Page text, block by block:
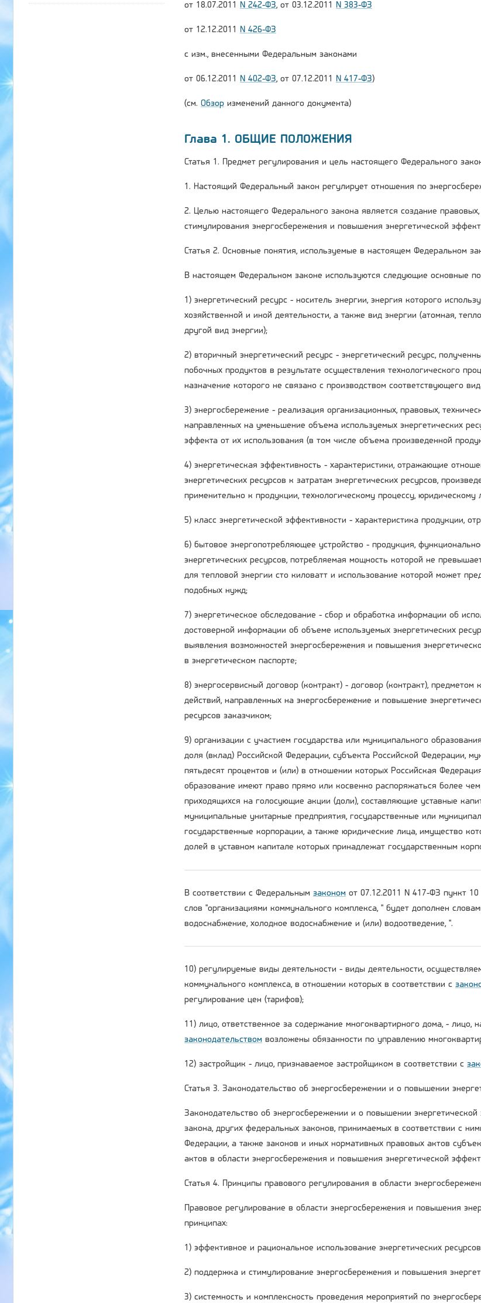
от 18.07.2011 N 242-ФЗ, от 03.12.2011 N 383-ФЗ
от 12.12.2011 N 426-ФЗ
с изм., внесенными Федеральным законами
от 06.12.2011 N 402-ФЗ, от 07.12.2011 N 417-ФЗ)
(см. Обзор изменений данного документа)
Глава 1. ОБЩИЕ ПОЛОЖЕНИЯ
Статья 1. Предмет регулирования и цель настоящего Федерального
1. Настоящий Федеральный закон регулирует отношения по
2. Целью настоящего Федерального закона является создание
стимулирования энергосбережения и повышения энергетической
Статья 2. Основные понятия, используемые в настоящем Федеральном
В настоящем Федеральном законе используются следующие основные
1) энергетический ресурс - носитель энергии, энергия которого
хозяйственной и иной деятельности, а также вид энергии (атомная,
другой вид энергии);
2) вторичный энергетический ресурс - энергетический ресурс,
побочных продуктов в результате осуществления технологического
назначение которого не связано с производством соответствующего
3) энергосбережение - реализация организационных, правовых,
направленных на уменьшение объема используемых энергетических
эффекта от их использования (в том числе объема произведенной
4) энергетическая эффективность - характеристики, отражающие
энергетических ресурсов к затратам энергетических ресурсов,
применительно к продукции, технологическому процессу,
5) класс энергетической эффективности - характеристика продукции,
6) бытовое энергопотребляющее устройство - продукция,
энергетических ресурсов, потребляемая мощность которой не
для тепловой энергии сто киловатт и использование которой может
подобных нужд;
7) энергетическое обследование - сбор и обработка информации об
достоверной информации об объеме используемых энергетических
выявления возможностей энергосбережения и повышения
в энергетическом паспорте;
8) энергосервисный договор (контракт) - договор (контракт), предметом
действий, направленных на энергосбережение и повышение
ресурсов заказчиком;
9) организации с участием государства или муниципального
доля (вклад) Российской Федерации, субъекта Российской Федерации,
пятьдесят процентов и (или) в отношении которых Российская
образование имеют право прямо или косвенно распоряжаться более
приходящихся на голосующие акции (доли), составляющие уставные
муниципальные унитарные предприятия, государственные или
государственные корпорации, а также юридические лица, имущество
долей в уставном капитале которых принадлежат государственным
В соответствии с Федеральным законом от 07.12.2011 N 417-ФЗ пункт
слов "организациями коммунального комплекса, " будет дополнен
водоснабжение, холодное водоснабжение и (или) водоотведение, ".
10) регулируемые виды деятельности - виды деятельности,
коммунального комплекса, в отношении которых в соответствии с
регулирование цен (тарифов);
11) лицо, ответственное за содержание многоквартирного дома, - лицо,
законодательством возложены обязанности по управлению
12) застройщик - лицо, признаваемое застройщиком в соответствии с
Статья 3. Законодательство об энергосбережении и о повышении
Законодательство об энергосбережении и о повышении
закона, других федеральных законов, принимаемых в соответствии с
Федерации, а также законов и иных нормативных правовых актов
актов в области энергосбережения и повышения энергетической
Статья 4. Принципы правового регулирования в области
Правовое регулирование в области энергосбережения и повышения
принципах:
1) эффективное и рациональное использование энергетических
2) поддержка и стимулирование энергосбережения и повышения
3) системность и комплексность проведения мероприятий по